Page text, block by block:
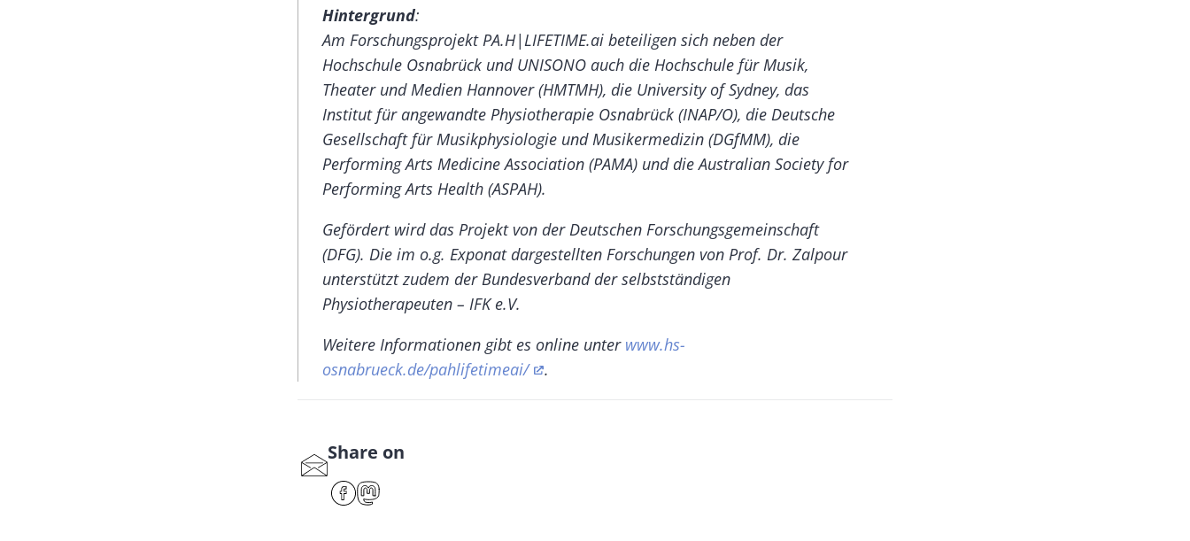
Hintergrund:
Am ForschungsprojektPA.H|LIFETIME.ai beteiligen sich neben der
Hochschule Osnabrück und UNISONO auch die Hochschule für Musik,
Theater und Medien Hannover (HMTMH), die University of Sydney, das
Institut für angewandte Physiotherapie Osnabrück (INAP/O), die Deutsche
Gesellschaft für Musikphysiologie und Musikermedizin (DGfMM), die
Performing Arts Medicine Association (PAMA) und die Australian Society for
Performing Arts Health (ASPAH).
Gefördert wird das Projekt von der Deutschen Forschungsgemeinschaft
(DFG). Die im o.g. Exponat dargestellten Forschungen von Prof. Dr. Zalpour
unterstützt zudem derBundesverband der selbstständigen
Physiotherapeuten – IFK e.V.
Weitere Informationen gibt es online unter www.hs-
osnabrueck.de/pahlifetimeai/
.
S
Share on
F